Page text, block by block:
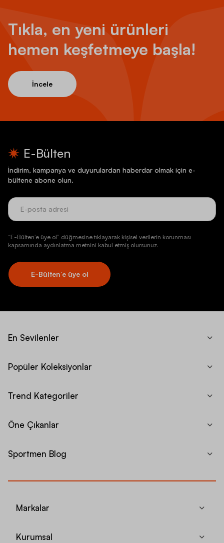
Tıkla, en yeni ürünleri
hemen keşfetmeye başla!
İncele
E-Bülten
İndirim, kampanya ve duyurulardan haberdar olmak için e-
bültene abone olun.
“E-Bülten’e üye ol” düğmesine tıklayarak kişisel verilerin korunması
kapsamında aydınlatma metnini kabul etmiş olursunuz.
E-Bülten’e üye ol
En Sevilenler
Popüler Koleksiyonlar
Trend Kategoriler
Öne Çıkanlar
Sportmen Blog
Markalar
Kurumsal